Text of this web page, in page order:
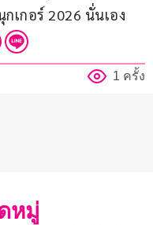
เกอร์ 2026 นั่นเอง
1 ครั้ง
หมู่